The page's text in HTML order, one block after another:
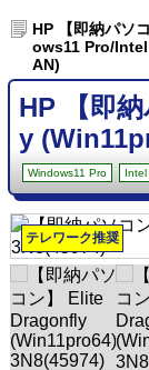
HP 【即納パソ
ows11 Pro/Intel
AN)
HP 【即
y
Windows11 Pro
テレワーク推奨